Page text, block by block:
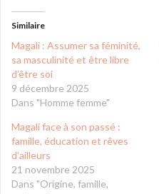
Similaire
Magali : Assumer sa féminité,
sa masculinité et être libre
d’être soi
9 décembre 2025
Dans "Homme femme"
Magali face à son passé :
famille, éducation et rêves
d’ailleurs
21 novembre 2025
Dans "Origine, famille,